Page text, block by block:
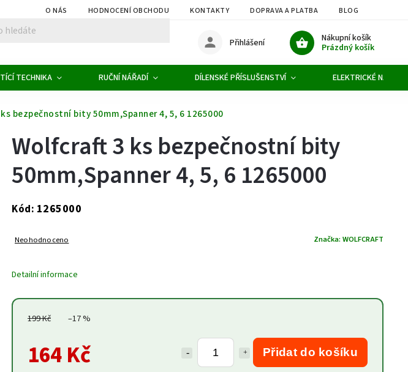
O NÁS HODNOCENÍ OBCHODU KONTAKTY DOPRAVA A PLATBA BLOG
Nákupní košík
Prázdný košík
Přihlášení
TECHNIKA RUČNÍ NÁŘADÍ DÍLENSKÉ PŘÍSLUŠENSTVÍ ELEKTRICKÉ NÁŘADÍ
bezpečnostní bity 50mm,Spanner 4, 5, 6 1265000
199 Kč –17 %
164 Kč Přidat do košíku
Wolfcraft 3 ks bezpečnostní bity
50mm,Spanner 4, 5, 6 1265000
Kód: 1265000
Neohodnoceno Značka: WOLFCRAFT
Detailní informace